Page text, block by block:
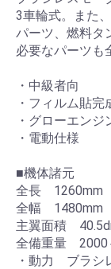
3車輪式。また
パーツ、燃料タ
必要なパーツも
・中級者向
・フィルム貼完
・グローエンジ
・電動仕様
■機体諸元
全長 1260mm
全幅 1480mm
主翼面積
全備重量 2000
・動力 ブラシ